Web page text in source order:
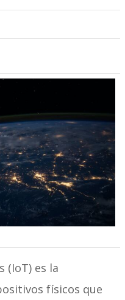
(IoT) es la
físicos que